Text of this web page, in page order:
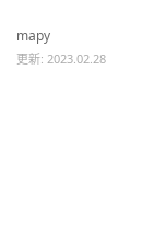
mapy
更新: 2023.02.28